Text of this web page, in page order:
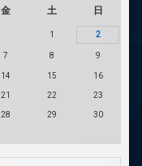
金 土 日
1 2
7 8 9
14 15 16
21 22 23
28 29 30